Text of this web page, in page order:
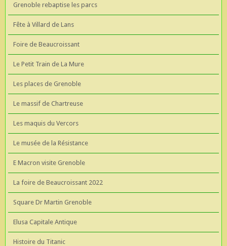
Grenoble rebaptise les parcs
Fête à Villard de Lans
Foire de Beaucroissant
Le Petit Train de La Mure
Les places de Grenoble
Le massif de Chartreuse
Les maquis du Vercors
Le musée de la Résistance
E Macron visite Grenoble
La foire de Beaucroissant 2022
Square Dr Martin Grenoble
Elusa Capitale Antique
Histoire du Titanic